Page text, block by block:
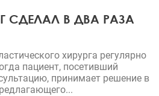
СДЕЛАЛ В ДВА РАЗА
хирурга регулярно
пациент, посетивший
принимает решение в